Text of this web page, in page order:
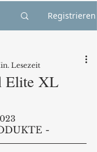
Registrieren
Elite XL
Lesezeit
-